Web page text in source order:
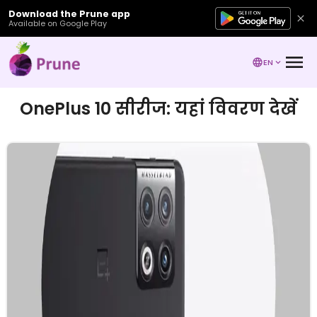
Download the Prune app
Available on Google Play
EN
OnePlus 10 सीरीज: यहां विवरण देखें